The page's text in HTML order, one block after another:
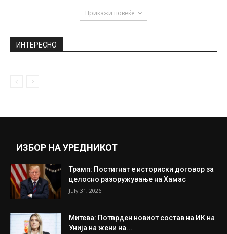
Прикажи повеќе
ИНТЕРЕСНО
ИЗБОР НА УРЕДНИКОТ
Трамп: Постигнат е историски договор за
целосно разоружување на Хамас
July 31, 2026
Митева: Потврден новиот состав на ИК на
Унија на жени на...